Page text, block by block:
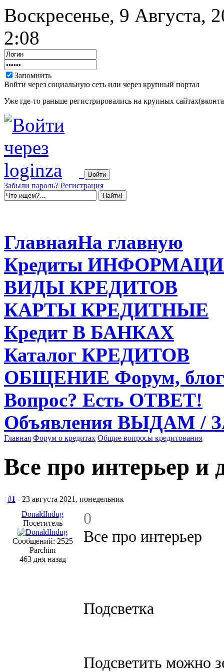
Воскресенье, 9 Августа,
2:08
Запомнить
Войти через социальную сеть или через крупный портал
Уже где-то раньше регистрировались на крупных
Забыли пароль? Регистрация
ГлавнаяНа главную
Кредиты
ВИДЫ КРЕДИТОВ
КАРТЫ КРЕДИТНЫЕ
Кредит В БАНКАХ
Каталог КРЕДИТОВ
ОБЩЕНИЕ Форум,
Вопрос? Есть ОТВЕТ!
Объявления ВЫДАМ /
Главная Форум о кредитах Общие вопросы кредитования
Все про интерьер и
#1 - 23 августа 2021, понедельник
DonaldIndug
Посетитель
Сообщений: 2525
Parchim
463 дня назад
0
Все про интерьер
Подсветка
Подсветить можно